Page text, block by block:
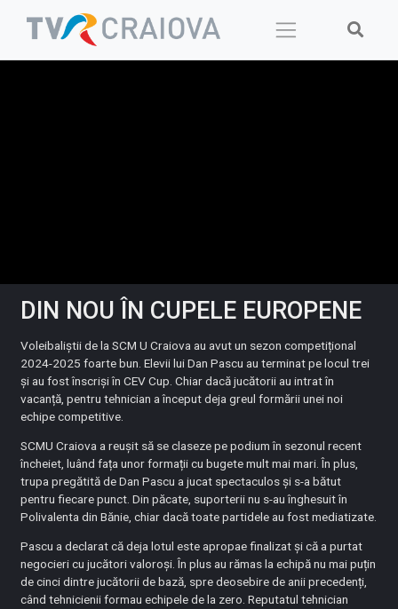
DIN NOU ÎN CUPELE EUROPENE
Voleibaliștii de la SCM U Craiova au avut un sezon competițional
2024-2025 foarte bun. Elevii lui Dan Pascu au terminat pe locul trei
și au fost înscriși în CEV Cup. Chiar dacă jucătorii au intrat în
vacanță, pentru tehnician a început deja greul formării unei noi
echipe competitive.
SCMU Craiova a reușit să se claseze pe podium în sezonul recent
încheiet, luând fața unor formații cu bugete mult mai mari. În plus,
trupa pregătită de Dan Pascu a jucat spectaculos și s-a bătut
pentru fiecare punct. Din păcate, suporterii nu s-au înghesuit în
Polivalenta din Bănie, chiar dacă toate partidele au fost mediatizate.
Pascu a declarat că deja lotul este apropae finalizat și că a purtat
negocieri cu jucători valoroși. În plus au rămas la echipă nu mai puțin
de cinci dintre jucătorii de bază, spre deosebire de anii precedenți,
când tehnicienii formau echipele de la zero. Reputatul tehnician